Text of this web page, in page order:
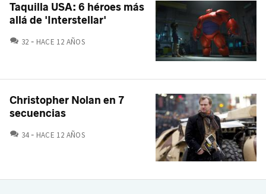
Taquilla USA: 6 héroes más
allá de 'Interstellar'
32 COMENTARIOS
HACE 12 AÑOS
Christopher Nolan en 7
secuencias
34 COMENTARIOS
HACE 12 AÑOS